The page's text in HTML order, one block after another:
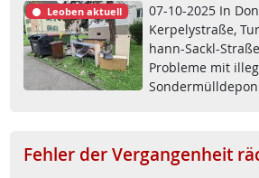
Leoben aktuell
07-10-2025 In
Ker­pe­ly­stra­ße,
hann-Sackl-
Pro­b­le­me mit
Fehler der Vergangenheit